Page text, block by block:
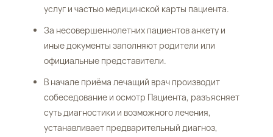
услуг и частью медицинской карты пациента.
За несовершеннолетних пациентов анкету и
иные документы заполняют родители или
официальные представители.
В начале приёма лечащий врач производит
собеседование и осмотр Пациента, разъясняет
суть диагностики и возможного лечения,
устанавливает предварительный диагноз,